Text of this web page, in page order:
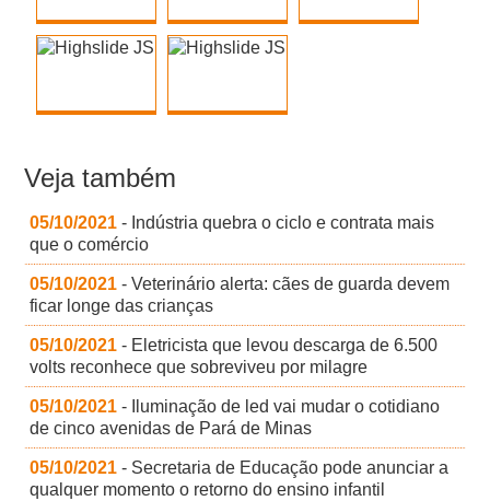
Veja também
05/10/2021 - Indústria quebra o ciclo e contrata mais
que o comércio
05/10/2021 - Veterinário alerta: cães de guarda devem
ficar longe das crianças
05/10/2021 - Eletricista que levou descarga de 6.500
volts reconhece que sobreviveu por milagre
05/10/2021 - Iluminação de led vai mudar o cotidiano
de cinco avenidas de Pará de Minas
05/10/2021 - Secretaria de Educação pode anunciar a
qualquer momento o retorno do ensino infantil